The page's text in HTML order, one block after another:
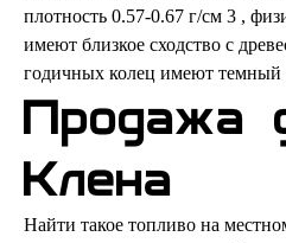
плотность 0.57-0.67 г/см 3 ,
имеют близкое сходство с
годичных колец имеют темный
Продажа
Клена
Найти такое топливо на